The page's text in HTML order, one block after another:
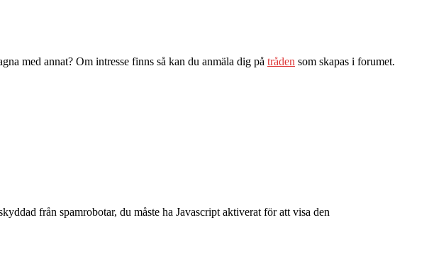
med annat? Om intresse finns så kan du anmäla dig på tråden som skapas i forumet.
från spamrobotar, du måste ha Javascript aktiverat för att visa den